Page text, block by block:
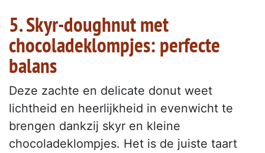
5. Skyr-doughnut met
chocoladeklompjes: perfecte
balans
Deze zachte en delicate donut weet
lichtheid en heerlijkheid in evenwicht te
brengen dankzij skyr en kleine
chocoladeklompjes. Het is de juiste taart